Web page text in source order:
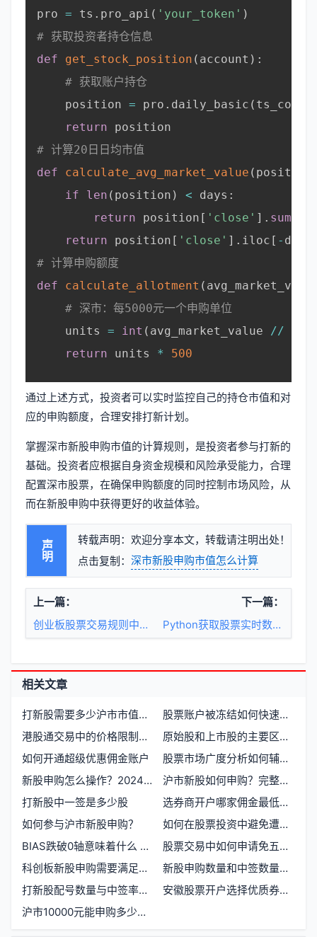
pro = ts . pro_api ( 'your_token' )
# 获取投资者持仓信息
def
get_stock_position ( account ) :
# 获取账户持仓
    position
= pro . daily_basic ( ts_code
return position
# 计算20日日均市值
def
calculate_avg_market_value ( position
if
len ( position ) < days :
return position [ 'close' ] . sum
return position [ 'close' ] . iloc [ - days
# 计算申购额度
def
calculate_allotment (
# 深市：每5000元一个申购单位
    units
= int ( avg_market_value //
return units * 500
通过上述方式，投资者可以实时监控自己的持仓市值和对
应的申购额度，合理安排打新计划。
掌握深市新股申购市值的计算规则，是投资者参与打新的
基础。投资者应根据自身资金规模和风险承受能力，合理
配置深市股票，在确保申购额度的同时控制市场风险，从
而在新股申购中获得更好的收益体验。
声明
转载声明：欢迎分享本文，转载请注明出处！
点击复制： 深市新股申购市值怎么计算
上一篇：
创业板股票交易规则中的1手是多少股
下一篇：
Python获取股票实时数据用什么库最好
相关文章
打新股需要多少沪市市值才能参与申购
股票账户被冻结如何快速恢复交易权限
港股通交易中的价格限制规则是什么
原始股和上市股的主要区别是什么
如何开通超级优惠佣金账户
股票市场广度分析如何辅助判断股市顶部和底部
新股申购怎么操作？2024年A股打新全流程详细图解
沪市新股如何申购？完整流程操作指南
打新股中一签是多少股
选券商开户哪家佣金最低？全网券商佣金排名
如何参与沪市新股申购？
如何在股票投资中避免遭遇毁灭性亏损
BIAS跌破0轴意味着什么 BIAS跌破0轴如何指导交易
股票交易中如何申请免五手续费的详细流程与注意事项
科创板新股申购需要满足哪些条件
新股申购数量和中签数量一致吗？
打新股配号数量与中签率有什么关系
安徽股票开户选择优质券商指南
沪市10000元能申购多少新股